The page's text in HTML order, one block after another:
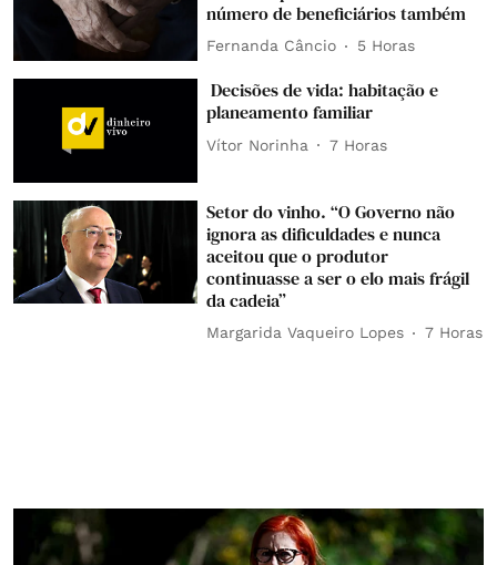
número de beneficiários também
Fernanda Câncio 5 Horas
Decisões de vida: habitação e
planeamento familiar
Vítor Norinha 7 Horas
Setor do vinho. “O Governo não
ignora as dificuldades e nunca
aceitou que o produtor
continuasse a ser o elo mais frágil
da cadeia”
Margarida Vaqueiro Lopes 7 Horas